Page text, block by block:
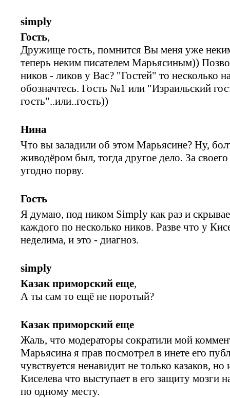
simply
Гость,
Дружище гость, помнится Вы меня уже
теперь неким писателем Марьясиным))
ников - ликов у Вас? "Гостей" то несколько
обозначтесь. Гость №1 или "Израильский
гость"..или..гость))
Нина
Что вы заладили об этом Марьясине? Ну,
живодёром был, тогда другое дело. За
угодно порву.
Гость
Я думаю, под ником Simply как раз и
каждого по несколько ников. Разве что у
неделима, и это - диагноз.
simply
Казак приморский еще,
А ты сам то ещё не поротый?
Казак приморский еще
Жаль, что модераторы сократили мой
Марьясина я прав посмотрел в инете его
чувствуется ненавидит не только казаков,
Киселева что выступает в его защиту мозги
по одному месту.